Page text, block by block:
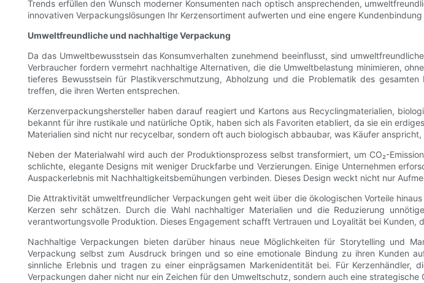
Trends erfüllen den Wunsch moderner Konsumenten nach optisch ansprechenden,
innovativen Verpackungslösungen Ihr Kerzensortiment aufwerten und eine engere
Umweltfreundliche und nachhaltige Verpackung
Da das Umweltbewusstsein das Konsumverhalten zunehmend beeinflusst, sind
Verbraucher fordern vermehrt nachhaltige Alternativen, die die Umweltbelastung minimieren,
tieferes Bewusstsein für Plastikverschmutzung, Abholzung und die Problematik des
treffen, die ihren Werten entsprechen.
Kerzenverpackungshersteller haben darauf reagiert und Kartons aus Recyclingmaterialien,
bekannt für ihre rustikale und natürliche Optik, haben sich als Favoriten etabliert, da sie ein
Materialien sind nicht nur recycelbar, sondern oft auch biologisch abbaubar, was Käufer
Neben der Materialwahl wird auch der Produktionsprozess selbst transformiert, um CO₂-
schlichte, elegante Designs mit weniger Druckfarbe und Verzierungen. Einige Unternehmen
Auspackerlebnis mit Nachhaltigkeitsbemühungen verbinden. Dieses Design weckt nicht nur
Die Attraktivität umweltfreundlicher Verpackungen geht weit über die ökologischen Vorteile
Kerzen sehr schätzen. Durch die Wahl nachhaltiger Materialien und die Reduzierung
verantwortungsvolle Produktion. Dieses Engagement schafft Vertrauen und Loyalität bei
Nachhaltige Verpackungen bieten darüber hinaus neue Möglichkeiten für Storytelling und
Verpackung selbst zum Ausdruck bringen und so eine emotionale Bindung zu ihren Kunden
sinnliche Erlebnis und tragen zu einer einprägsamen Markenidentität bei. Für
Verpackungen daher nicht nur ein Zeichen für den Umweltschutz, sondern auch eine strategische